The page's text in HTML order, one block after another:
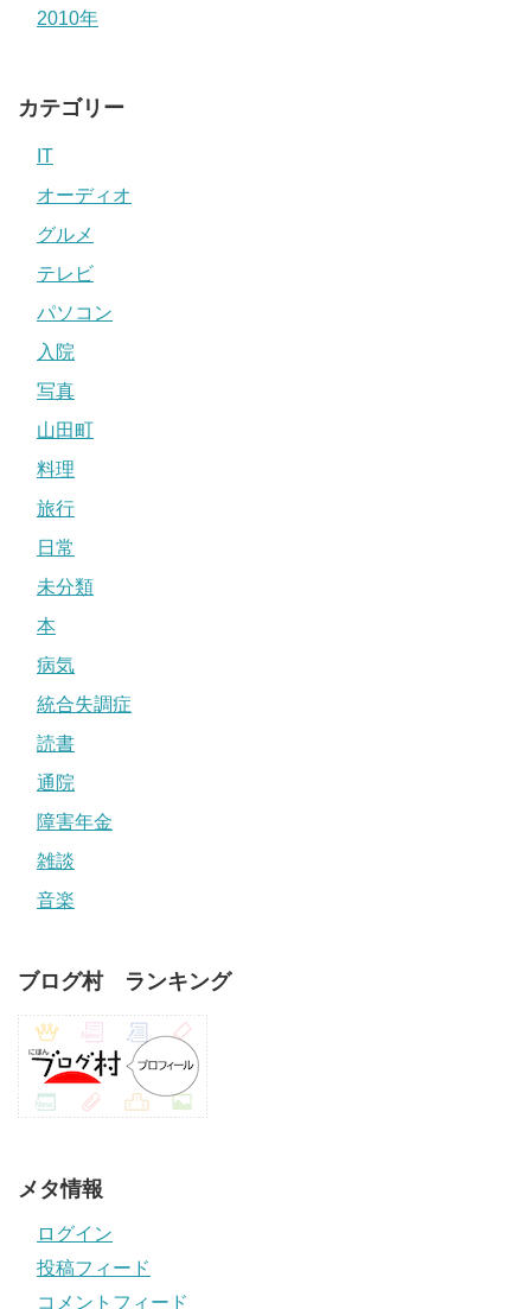
2010年
カテゴリー
IT
オーディオ
グルメ
テレビ
パソコン
入院
写真
山田町
料理
旅行
日常
未分類
本
病気
統合失調症
読書
通院
障害年金
雑談
音楽
ブログ村 ランキング
メタ情報
ログイン
投稿フィード
コメントフィード